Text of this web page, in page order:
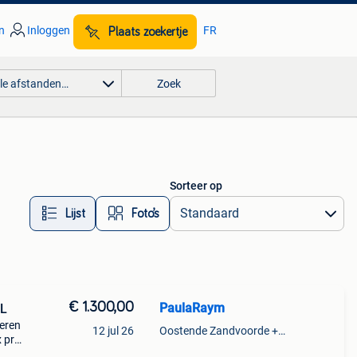
Inloggen Plaats zoekertje FR
afstanden… Zoek
Lijst Foto’s
Sorteer op
pro
€ 1.300,00
12 jul 26
PaulaRaym
Oostende Zandvoorde +Oostende